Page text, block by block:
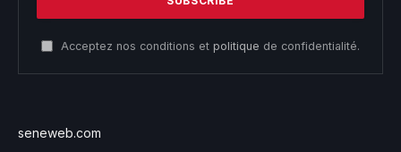
Acceptez nos conditions et politique de confidentialité.
seneweb.com